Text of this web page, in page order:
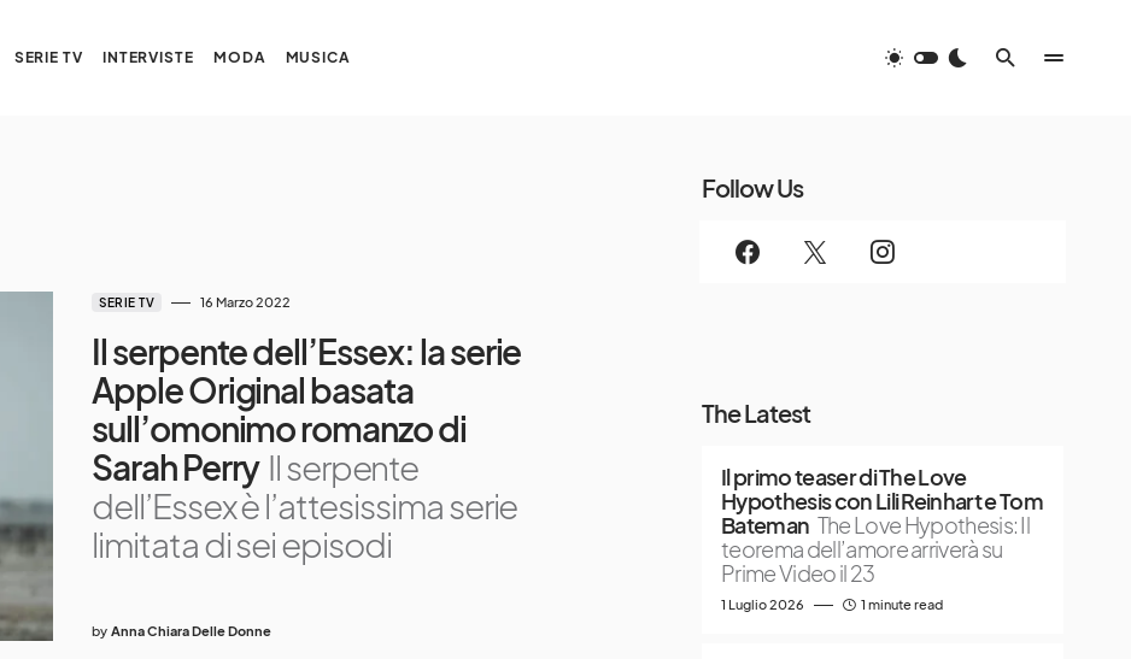
SERIE TV INTERVISTE MODA MUSICA
SERIE TV 16 Marzo 2022
Il serpente dell’Essex: la serie
Apple Original basata
sull’omonimo romanzo di
Sarah Perry Il serpente
dell’Essex è l’attesissima serie
limitata di sei episodi
by Anna Chiara Delle Donne
Follow Us
The Latest
Il primo teaser di The Love
Hypothesis con Lili Reinhart e Tom
Bateman The Love Hypothesis: Il
teorema dell’amore arriverà su
Prime Video il 23
1 Luglio 2026 1 minute read